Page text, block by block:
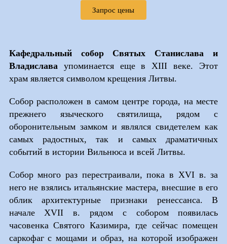
Запрос цены
Кафедральный собор Святых Станислава и
Владиславаупоминается еще в XIII веке. Этот
храм является символом крещения Литвы.
Собор расположен в самом центре города, на месте
прежнего языческого святилища, рядом с
оборонительным замком и являлся свидетелем как
самых радостных, так и самых драматичных
событий в истории Вильнюса и всей Литвы.
Собор много раз перестраивали, пока в XVI в. за
него не взялись итальянские мастера, внесшие в его
облик архитектурные признаки ренессанса. В
начале XVII в. рядом с собором появилась
часовенка Святого Казимира, где сейчас помещен
саркофаг с мощами и образ, на которой изображен